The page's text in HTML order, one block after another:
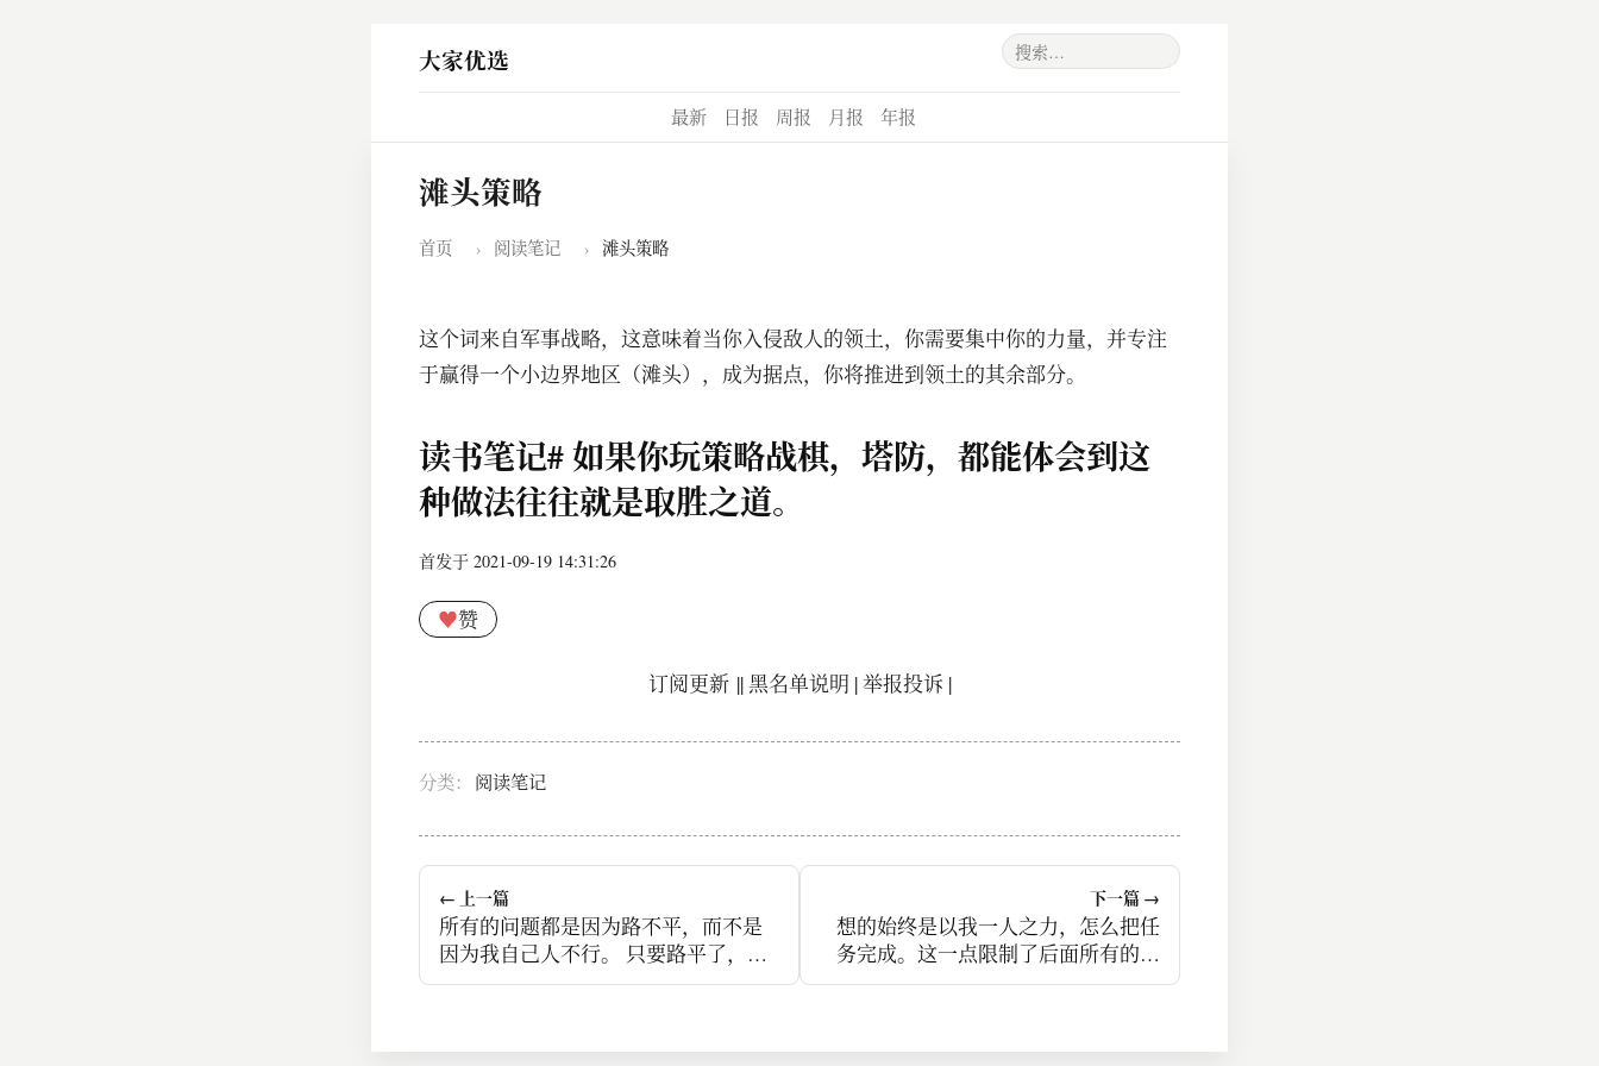
大家优选
最新 日报 周报 月报 年报
滩头策略
首页 › 阅读笔记 › 滩头策略
这个词来自军事战略，这意味着当你入侵敌人的领土，你需要集中你的力量，并专注
于赢得一个小边界地区（滩头），成为据点，你将推进到领土的其余部分。
读书笔记# 如果你玩策略战棋，塔防，都能体会到这
种做法往往就是取胜之道。
首发于 2021-09-19 14:31:26
♥赞
订阅更新||黑名单说明 |举报投诉 |
分类： 阅读笔记
← 上一篇
所有的问题都是因为路不平，而不是
因为我自己人不行。 只要路平了，我
自然就行了。#读书笔记# 一般人的思
下一篇 →
想的始终是以我一人之力，怎么把任
务完成。这一点限制了后面所有的可
能。 一定会越干越苦逼，越干越找不